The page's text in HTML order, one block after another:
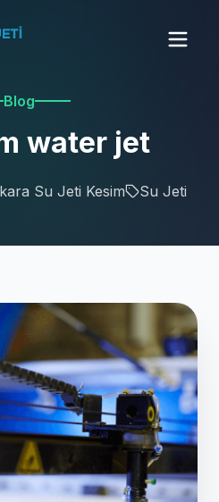
Blog
water jet
Su Jeti Kesim Su Jeti